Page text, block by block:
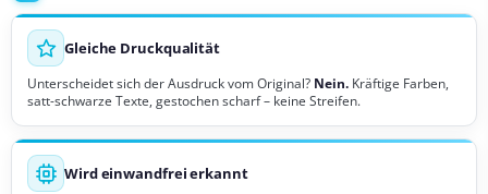
Gleiche Druckqualität
Unterscheidet sich der Ausdruck vom Original? Nein. Kräftige Farben,
satt-schwarze Texte, gestochen scharf – keine Streifen.
Wird einwandfrei erkannt